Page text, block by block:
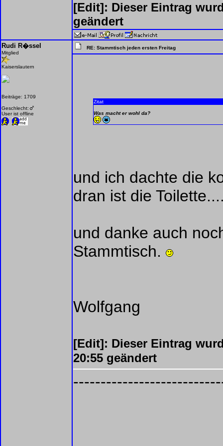
[Edit]: Dieser Eintrag
geändert
Rudi R�ssel
Mitglied
Kaiserslautern
Beiträge: 1709
Geschlecht:
User ist offline
RE: Stammtisch jeden ersten Freitag
Zitat
Was macht er wohl da?
und ich dachte die
dran ist die
und danke auch
Stammtisch.
Wolfgang
[Edit]: Dieser Eintrag
20:55 geändert